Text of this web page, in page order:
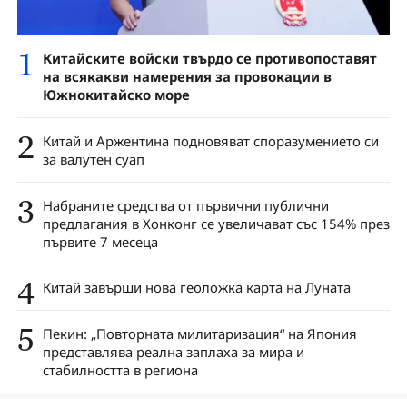
1
Китайските войски твърдо се противопоставят
на всякакви намерения за провокации в
Южнокитайско море
2 Китай и Аржентина подновяват споразумението си
за валутен суап
3 Набраните средства от първични публични
предлагания в Хонконг се увеличават със 154% през
първите 7 месеца
4 Китай завърши нова геоложка карта на Луната
5 Пекин: „Повторната милитаризация“ на Япония
представлява реална заплаха за мира и
стабилността в региона